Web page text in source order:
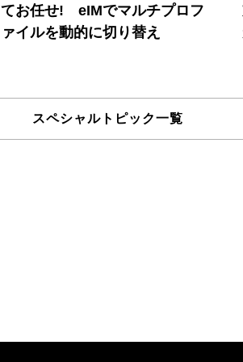
てお任せ! eIMでマルチプロフ
ァイルを動的に切り替え
スペシャルトピック一覧